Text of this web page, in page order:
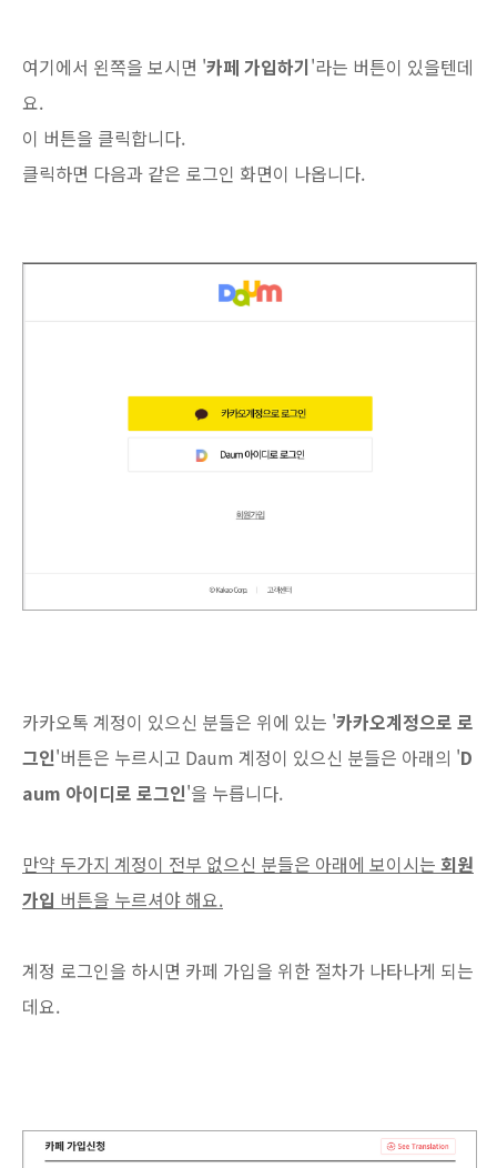
여기에서 왼쪽을 보시면 '카페 가입하기'라는 버튼이 있을텐데
요.
이 버튼을 클릭합니다.
클릭하면 다음과 같은 로그인 화면이 나옵니다.
카카오톡 계정이 있으신 분들은 위에 있는 '카카오계정으로 로
그인'버튼은 누르시고 Daum 계정이 있으신 분들은 아래의 'D
aum 아이디로 로그인'을 누릅니다.
만약 두가지 계정이 전부 없으신 분들은 아래에 보이시는 회원
가입 버튼을 누르셔야 해요.
계정 로그인을 하시면 카페 가입을 위한 절차가 나타나게 되는
데요.